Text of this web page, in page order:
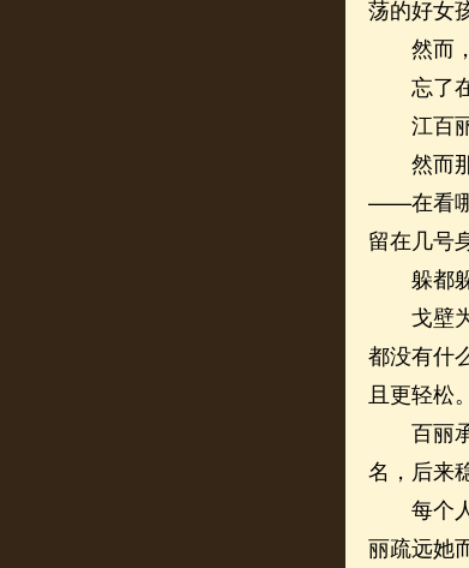
荡的好女
然而，
忘了在
江百丽
然而那
——在看哪
留在几号
躲都躲
戈壁为
都没有什
且更轻松。
百丽承
名，后来
每个人
丽疏远她